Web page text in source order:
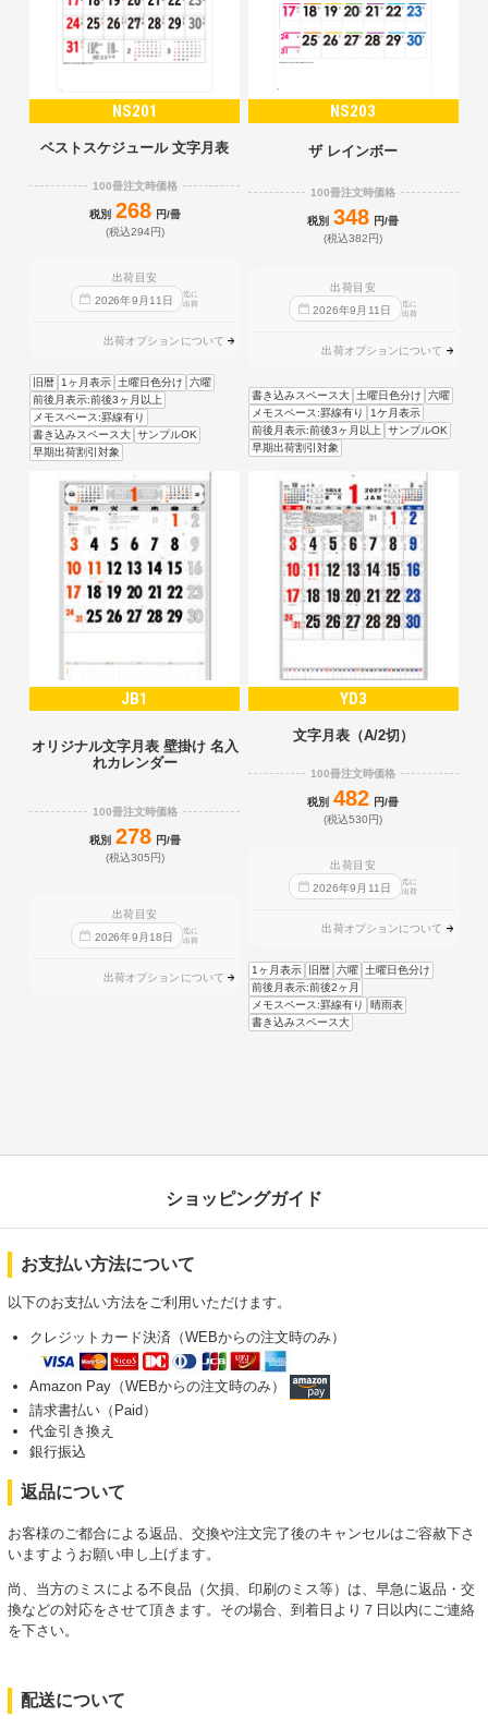
NS201
ベストスケジュール 文字月表
100冊注文時価格
税別 268 円/冊
(税込294円)
出荷目安
2026年9 月 11 日
迄に
出荷
出荷オプションについて
旧暦 1ヶ月表示 土曜日色分け
六曜
前後月表示:前後3ヶ月以上
メモスペース:罫線有り
書き込みスペース大 サンプルOK
早期出荷割引対象
NS203
ザ レインボー
100冊注文時価格
税別 348 円/冊
(税込382円)
出荷目安
2026年9 月 11 日
迄に
出荷
出荷オプションについて
書き込みスペース大 土曜日色分け
六曜
メモスペース:罫線有り
1ケ月表示
前後月表示:前後3ヶ月以上 サンプルOK
早期出荷割引対象
JB1
オリジナル文字月表 壁掛け 名入
れカレンダー
100冊注文時価格
税別 278 円/冊
(税込305円)
出荷目安
2026年9 月 18 日
迄に
出荷
出荷オプションについて
YD3
文字月表（A/2切）
100冊注文時価格
税別 482 円/冊
(税込530円)
出荷目安
2026年9 月 11 日
迄に
出荷
出荷オプションについて
1ヶ月表示 旧暦 六曜 土曜日色分け
前後月表示:前後2ヶ月
メモスペース:罫線有り
晴雨表
書き込みスペース大
ショッピングガイド
お支払い方法について
以下のお支払い方法をご利用いただけます。
クレジットカード決済（WEBからの注文時のみ）
Amazon Pay（WEBからの注文時のみ）
請求書払い（Paid）
代金引き換え
銀行振込
返品について
お客様のご都合による返品、交換や注文完了後のキャンセルはご容赦下さ
いますようお願い申し上げます。
尚、当方のミスによる不良品（欠損、印刷のミス等）は、早急に返品・交
換などの対応をさせて頂きます。その場合、到着日より７日以内にご連絡
を下さい。
配送について